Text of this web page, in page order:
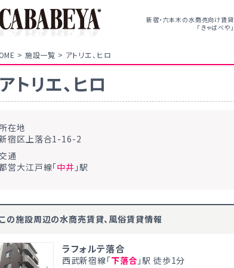
新宿・六本木の水商売向け賃貸
「きゃばべや」
施設一覧 アトリエ、ヒロ
トリエ、ヒロ
在地
宿区上落合1-16-2
通
営大江戸線「中井 」駅
の施設周辺の水商売賃貸、風俗賃貸情報
ラフォルテ落合
西武新宿線「下落合 」駅 徒歩1分